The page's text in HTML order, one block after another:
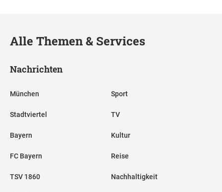
Alle Themen & Services
Nachrichten
München
Stadtviertel
Bayern
FC Bayern
TSV 1860
Sport
TV
Kultur
Reise
Nachhaltigkeit